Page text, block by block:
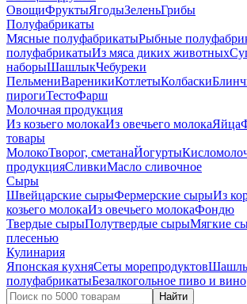
ОвощиФруктыЯгодыЗеленьГрибы
Полуфабрикаты
Мясные полуфабрикатыРыбные
полуфабрикатыИз мяса диких животных
наборыШашлыкЧебуреки
ПельмениВареникиКотлетыКолбаски
пирогиТестоФарш
Молочная продукция
Из козьего молокаИз овечьего молокаЯйца
товары
МолокоТворог, сметанаЙогурты
продукцияСливкиМасло сливочное
Сыры
Швейцарские сырыФермерские сырыИз
козьего молокаИз овечьего молокаФондю
Твердые сырыПолутвердые сырыМягкие
плесенью
Кулинария
Японская кухняСеты морепродуктов
полуфабрикатыБезалкогольное пиво и вино
Найти